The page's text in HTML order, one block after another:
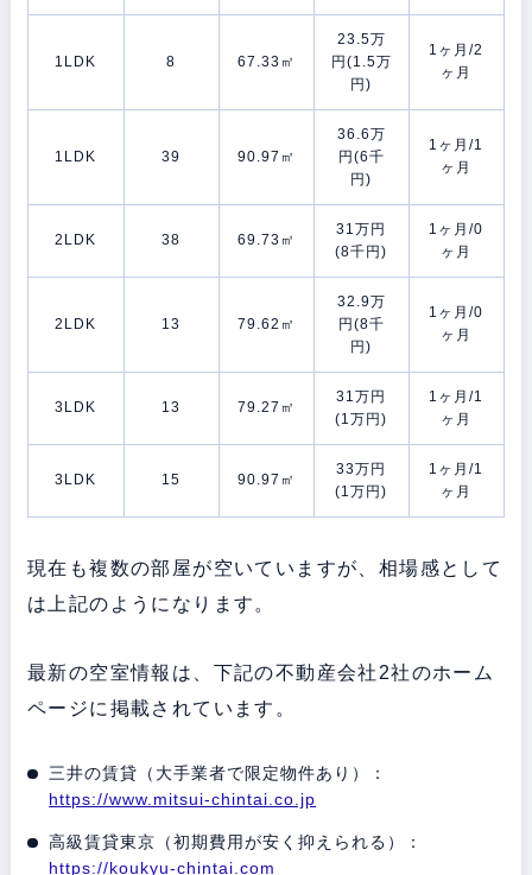
1LDK 8 67.33㎡
23.5万
円(1.5万
円)
1ヶ月/2
ヶ月
1LDK 39 90.97㎡
36.6万
円(6千
円)
1ヶ月/1
ヶ月
2LDK 38 69.73㎡
31万円
(8千円)
1ヶ月/0
ヶ月
2LDK 13 79.62㎡
32.9万
円(8千
円)
1ヶ月/0
ヶ月
3LDK 13 79.27㎡
31万円
(1万円)
1ヶ月/1
ヶ月
3LDK 15 90.97㎡
33万円
(1万円)
1ヶ月/1
ヶ月
現在も複数の部屋が空いていますが、相場感として
は上記のようになります。
最新の空室情報は、下記の不動産会社2社のホーム
ページに掲載されています。
三井の賃貸（大手業者で限定物件あり）：
https://www.mitsui-chintai.co.jp
高級賃貸東京（初期費用が安く抑えられる）：
https://koukyu-chintai.com